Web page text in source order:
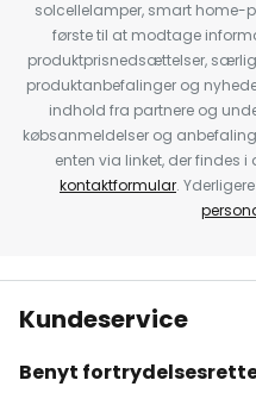
solcellelamper, smart home-
første til at modtage
produktprisnedsættelser,
produktanbefalinger og
indhold fra partnere og
købsanmeldelser og
enten via linket, der findes i
kontaktformular.
Kundeservice
Benyt